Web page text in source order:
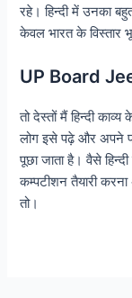
रहे। हिन्दी में उनका
केवल भारत के विस्तार
UP Board
तो देस्तों मैं हिन्दी
लोग इसे पढ़े और अपने
पूछा जाता है। वैसे
कम्पटीशन तैयारी
तो।